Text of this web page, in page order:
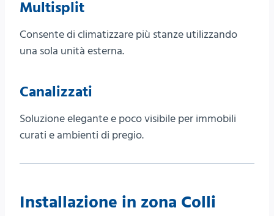
Multisplit
Consente di climatizzare più stanze utilizzando
una sola unità esterna.
Canalizzati
Soluzione elegante e poco visibile per immobili
curati e ambienti di pregio.
Installazione in zona Colli